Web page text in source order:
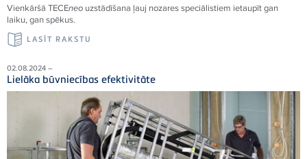
Vienkāršā TECEneo uzstādīšana ļauj nozares speciālistiem ietaupīt gan
laiku, gan spēkus.
LASĪT RAKSTU
02.08.2024 –
Lielāka būvniecības efektivitāte